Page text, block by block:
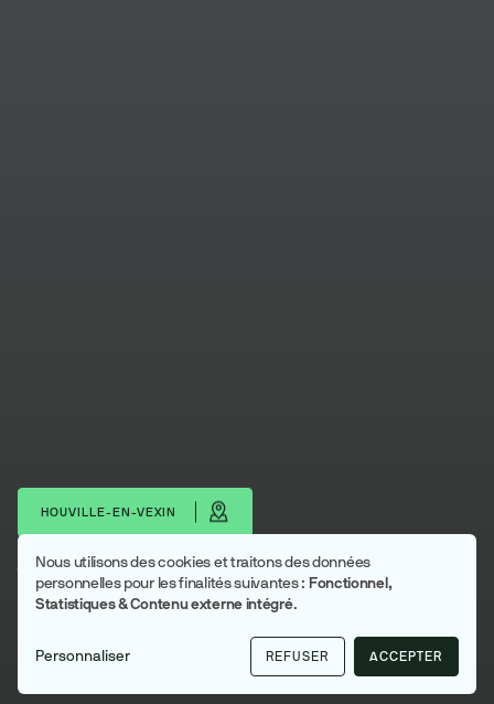
HOUVILLE-EN-VEXIN
Télécharger les portraits
Houville-en-Vexin
Utilisation
des
données
Nous utilisons des cookies et traitons des données
personnelles pour les finalités suivantes : Fonctionnel,
Statistiques & Contenu externe intégré
Personnaliser REFUSER ACCEPTER